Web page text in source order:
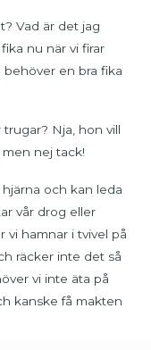
Vad är det jag
nu när vi firar
en bra fika
Nja, hon vill
men nej tack!
och kan leda
vår drog eller
vi hamnar i tvivel på
räcker inte det så
vi inte äta på
kanske få makten